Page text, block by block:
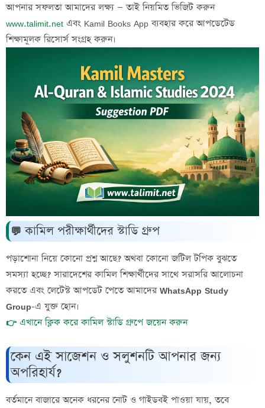
আপনার সফলতা আমাদের লক্ষ্য — তাই নিয়মিত ভিজিট করুন
www.talimit.net এবং Kamil Books App ব্যবহার করে আপডেটেড
শিক্ষামূলক রিসোর্স সংগ্রহ করুন।
💬 কামিল পরীক্ষার্থীদের স্টাডি গ্রুপ
পড়াশোনা নিয়ে কোনো প্রশ্ন আছে? অথবা কোনো জটিল টপিক বুঝতে
সমস্যা হচ্ছে? সারাদেশের কামিল শিক্ষার্থীদের সাথে সরাসরি আলোচনা
করতে এবং লেটেস্ট আপডেট পেতে আমাদেরWhatsApp Study
Group-এ যুক্ত হোন।
👉 এখানে ক্লিক করে কামিল স্টাডি গ্রুপে জয়েন করুন
কেন এই সাজেশন ও সলুশনটি আপনার জন্য
অপরিহার্য?
বর্তমানে বাজারে অনেক ধরনের নোট ও গাইডবই পাওয়া যায়, তবে